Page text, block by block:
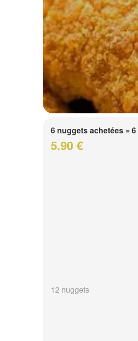
6 nuggets achetées =
5.90 €
12 nuggets